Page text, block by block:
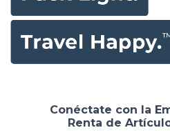
Conéctate con la
Renta de